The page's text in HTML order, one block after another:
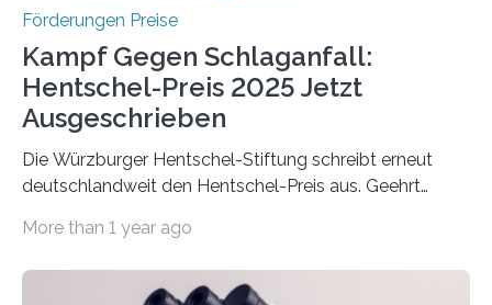
Förderungen Preise
Kampf Gegen Schlaganfall:
Hentschel-Preis 2025 Jetzt
Ausgeschrieben
Die Würzburger Hentschel-Stiftung schreibt erneut
deutschlandweit den Hentschel-Preis aus. Geehrt
hochrangige wissenschaftliche Publikation zum Thema
Schlaganfall“ mit Sitz in Würzburg fördert die
More than 1 year ago